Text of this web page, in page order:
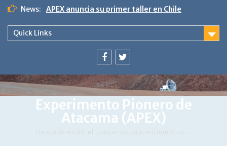
Skip
content
News:
APEX anuncia su primer taller en Chile
Quick Links
Item Item
Experimento Pionero de
Atacama (APEX)